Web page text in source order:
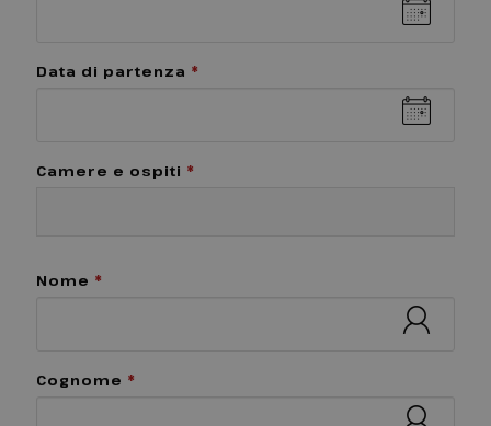
Data di partenza *
Camere e ospiti *
Nome *
Cognome *